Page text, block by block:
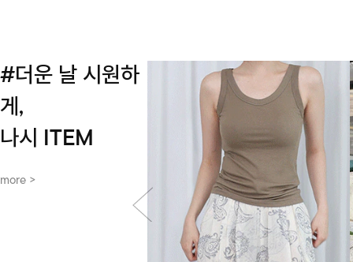
#더운 날 시원하
게,
나시 ITEM
more >